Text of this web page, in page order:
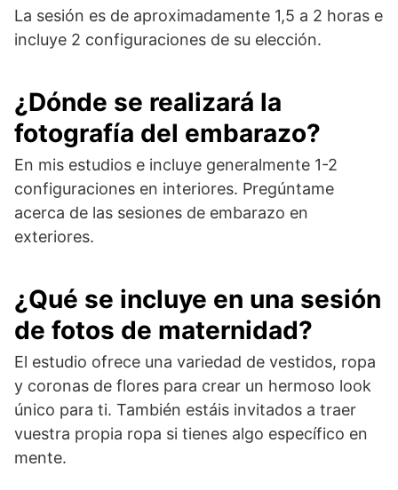
La sesión es de aproximadamente 1,5 a 2 horas e
incluye 2 configuraciones de su elección.
¿Dónde se realizará la
fotografía del embarazo?
En mis estudios e incluye generalmente 1-2
configuraciones en interiores. Pregúntame
acerca de las sesiones de embarazo en
exteriores.
¿Qué se incluye en una sesión
de fotos de maternidad?
El estudio ofrece una variedad de vestidos, ropa
y coronas de flores para crear un hermoso look
único para ti. También estáis invitados a traer
vuestra propia ropa si tienes algo específico en
mente.